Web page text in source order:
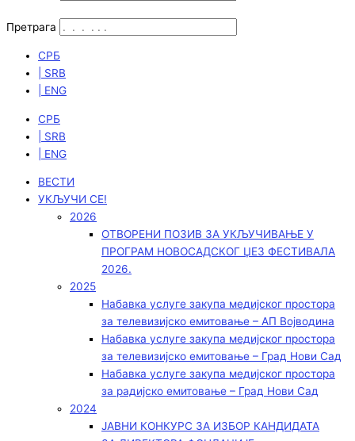
Претрага
СРБ
| SRB
| ENG
СРБ
| SRB
| ENG
ВЕСТИ
УКЉУЧИ СЕ!
2026
ОТВОРЕНИ ПОЗИВ ЗА УКЉУЧИВАЊЕ У
ПРОГРАМ НОВОСАДСКОГ ЏЕЗ ФЕСТИВАЛА
2026.
2025
Набавка услуге закупа медијског простора
за телевизијско емитовање – АП Војводинa
Набавка услуге закупа медијског простора
за телевизијско емитовање – Град Нови Сад
Набавка услуге закупа медијског простора
за радијско емитовање – Град Нови Сад
2024
ЈАВНИ КОНКУРС ЗА ИЗБОР КАНДИДАТА